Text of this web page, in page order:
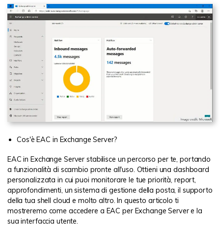
Cos'è EAC in Exchange Server?
EAC in Exchange Server stabilisce un percorso per te, portando
a funzionalità di scambio pronte all'uso. Ottieni una dashboard
personalizzata in cui puoi monitorare le tue priorità, report,
approfondimenti, un sistema di gestione della posta, il supporto
della tua shell cloud e molto altro. In questo articolo ti
mostreremo come accedere a EAC per Exchange Server e la
sua interfaccia utente.